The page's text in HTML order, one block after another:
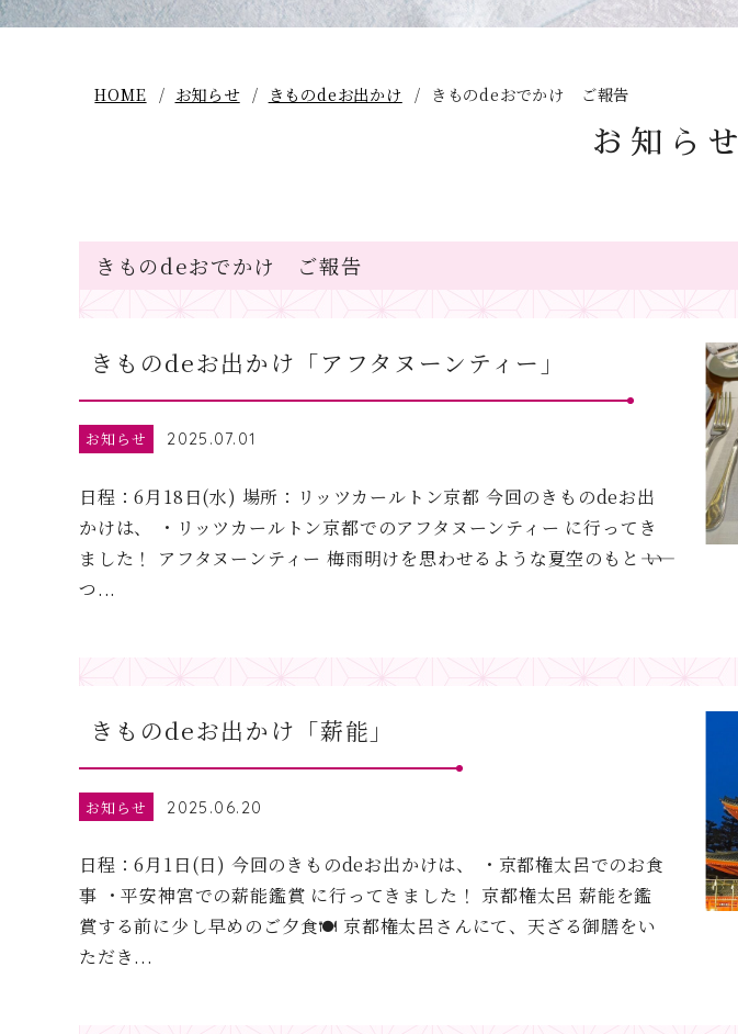
HOME お知らせ きものdeお出かけ きものdeおでかけ ご報告
お知らせ
きものdeおでかけ ご報告
きものdeお出かけ「アフタヌーンティー」
お知らせ 2025.07.01
日程：6月18日(水) 場所：リッツカールトン京都 今回のきものdeお出
かけは、 ・リッツカールトン京都でのアフタヌーンティー に行ってき
ました！ アフタヌーンティー 梅雨明けを思わせるような夏空のもと―― い
つ...
きものdeお出かけ「薪能」
お知らせ 2025.06.20
日程：6月1日(日) 今回のきものdeお出かけは、 ・京都権太呂でのお食
事 ・平安神宮での薪能鑑賞 に行ってきました！ 京都権太呂 薪能を鑑
賞する前に少し早めのご夕食🍽️ 京都権太呂さんにて、天ざる御膳をい
ただき...